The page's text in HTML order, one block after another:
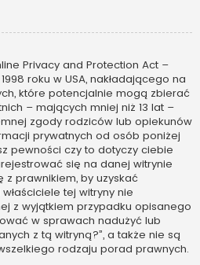
Privacy and Protection Act –
roku w USA, nakładającego na
które potencjalnie mogą zbierać
– mających mniej niż 13 lat –
zgody rodziców lub opiekunów
prywatnych od osób poniżej
pewności czy to dotyczy ciebie
się na danej witrynie
z prawnikiem, by uzyskać
tej witryny nie
z wyjątkiem przypadku opisanego
w sprawach nadużyć lub
z tą witryną?”, a także nie są
rodzaju porad prawnych.